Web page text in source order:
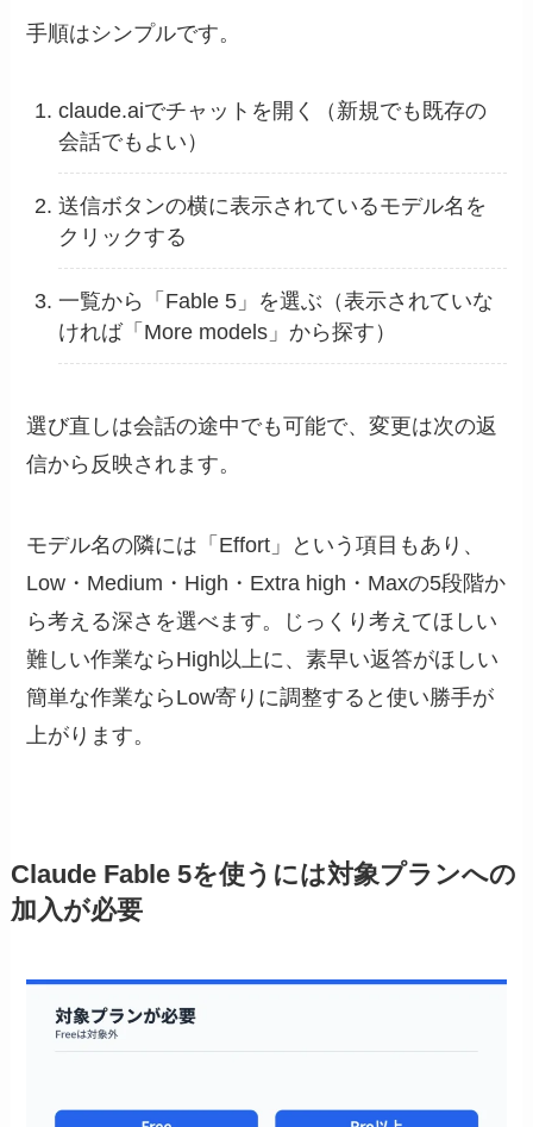
手順はシンプルです。
claude.aiでチャットを開く（新規でも既存の
会話でもよい）
送信ボタンの横に表示されているモデル名を
クリックする
一覧から「Fable 5」を選ぶ（表示されていな
ければ「More models」から探す）
選び直しは会話の途中でも可能で、変更は次の返
信から反映されます。
モデル名の隣には「Effort」という項目もあり、
Low・Medium・High・Extra high・Maxの5段階か
ら考える深さを選べます。じっくり考えてほしい
難しい作業ならHigh以上に、素早い返答がほしい
簡単な作業ならLow寄りに調整すると使い勝手が
上がります。
Claude Fable 5を使うには対象プランへの
加入が必要